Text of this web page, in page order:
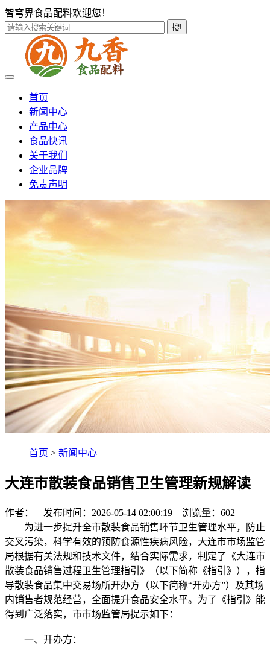
智穹界食品配料欢迎您！
搜!
首页
新闻中心
产品中心
食品快讯
关于我们
企业品牌
免责声明
首页 > 新闻中心
大连市散装食品销售卫生管理新规解读
作者： 发布时间：2026-05-14 02:00:19 浏览量： 602
为进一步提升全市散装食品销售环节卫生管理水平，防止
交叉污染，科学有效的预防食源性疾病风险，大连市市场监管
局根据有关法规和技术文件，结合实际需求，制定了《大连市
散装食品销售过程卫生管理指引》（以下简称《指引》），指
导散装食品集中交易场所开办方（以下简称“开办方”）及其场
内销售者规范经营，全面提升食品安全水平。为了《指引》能
得到广泛落实，市市场监管局提示如下：
一、开办方：